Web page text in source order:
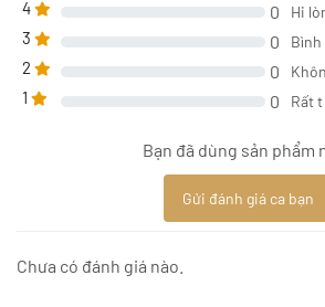
4 0 Hi
3 0
2 0
1 0 Rất t
Bạn đã dùng sản phẩm
Gửi đánh giá ca bạn
Chưa có đánh giá nào.